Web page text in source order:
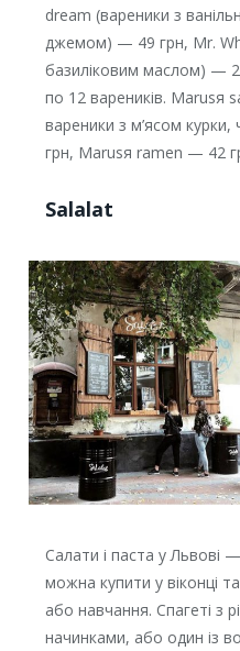
dream (вареники з
джемом) — 49 грн, Mr.
базиліковим маслом) —
по 12 вареників. Marusя
вареники з м’ясом
грн, Marusя ramen — 42
Salalat
Салати і паста у Львові
можна купити у віконці
або навчання. Спагеті з
начинками, або один із